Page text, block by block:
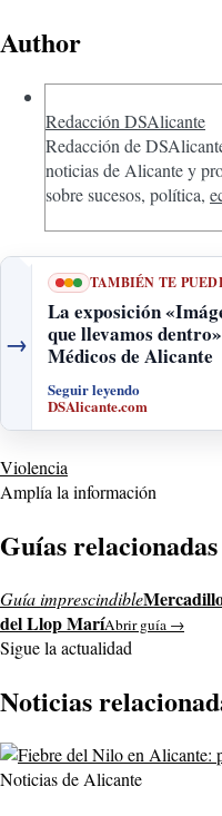
Author
Redacción DSAlicante
Redacción de
noticias de Alicante y
sobre sucesos, política,
→
TAMBIÉN TE
La exposición
que llevamos
Médicos de Alicante
Seguir leyendo
DSAlicante.com
Violencia
Amplía la información
Guías relacionadas
Guía imprescindible
del Llop MaríAbrir guía →
Sigue la actualidad
Noticias
Noticias de Alicante